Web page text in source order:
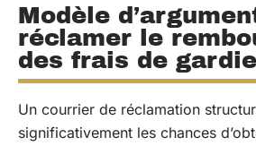
Modèle
réclamer le
des frais de
Un courrier de réclamation
significativement les chances